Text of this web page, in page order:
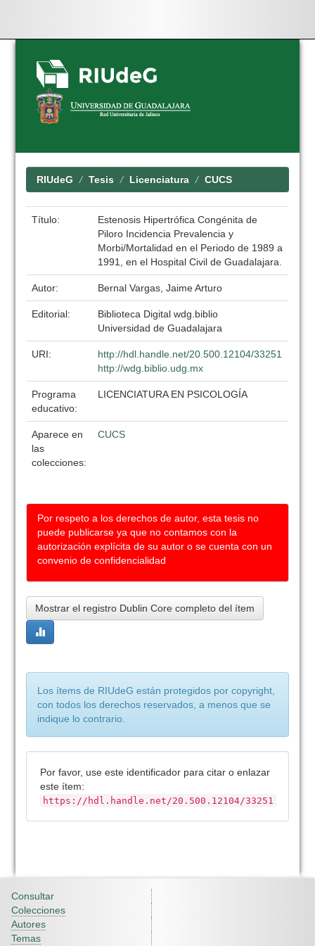
Skip
navigation
RIUdeG Tesis Licenciatura CUCS
Título:
Estenosis Hipertrófica Congénita de
Piloro Incidencia Prevalencia y
Morbi/Mortalidad en el Periodo de 1989 a
1991, en el Hospital Civil de Guadalajara.
Autor: Bernal Vargas, Jaime Arturo
Editorial:
Biblioteca Digital wdg.biblio
Universidad de Guadalajara
URI:
http://hdl.handle.net/20.500.12104/33251
http://wdg.biblio.udg.mx
Programa
educativo:
LICENCIATURA EN PSICOLOGÍA
Aparece en
las
colecciones:
CUCS
Por respeto a los derechos de autor, esta tesis no
puede publicarse ya que no contamos con la
autorización explícita de su autor o se cuenta con un
convenio de confidencialidad
Mostrar el registro Dublin Core completo del ítem
Los ítems de RIUdeG están protegidos por copyright,
con todos los derechos reservados, a menos que se
indique lo contrario.
Por favor, use este identificador para citar o enlazar
este ítem:
https://hdl.handle.net/20.500.12104/33251
Consultar
Colecciones
Autores
Temas